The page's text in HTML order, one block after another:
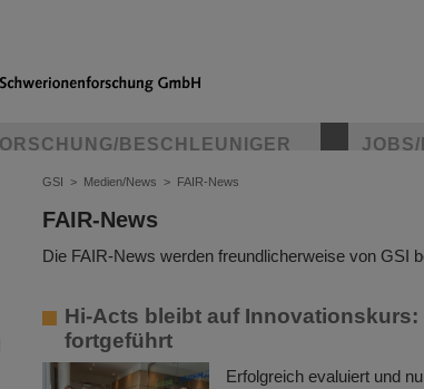
BESCHLEUNIGER
GSI > Medien/News > FAIR-News
FAIR-News
Die FAIR-News werden freundlicherweise von GSI
Hi-Acts bleibt auf
fortgeführt
Erfolgreich evaluiert und